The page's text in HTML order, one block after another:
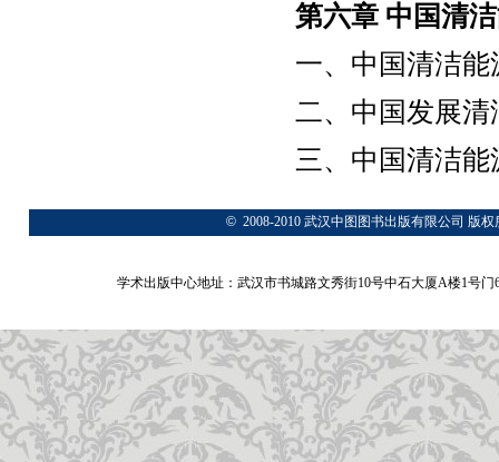
第六章 中国清
一、中国清洁
二、中国发展
三、中国清洁
© 2008-2010 武汉中图图书出版有限公司
学术出版中心地址：武汉市书城路文秀街10号中石大厦A楼1号门